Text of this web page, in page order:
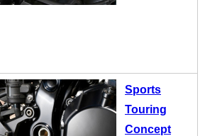
Sports
Touring
Concept